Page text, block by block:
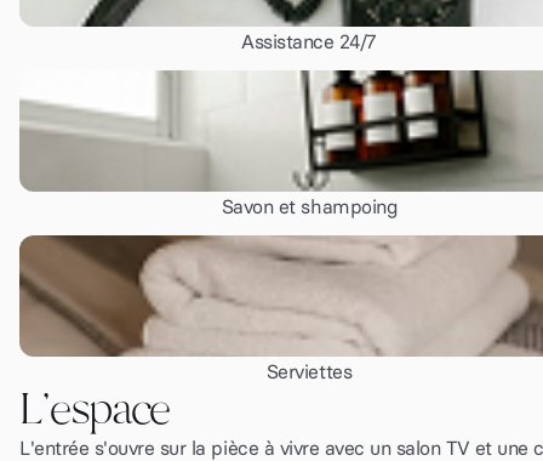
Assistance 24/7
Savon et shampoing
Serviettes
L'espace
L'entrée s'ouvre sur la pièce à vivre avec un salon TV et une